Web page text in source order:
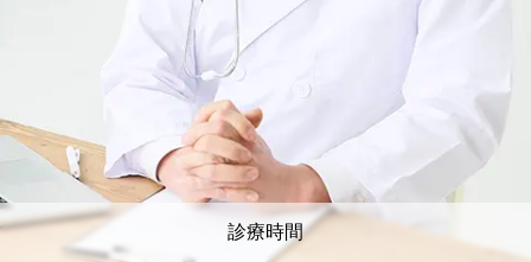
診療時間